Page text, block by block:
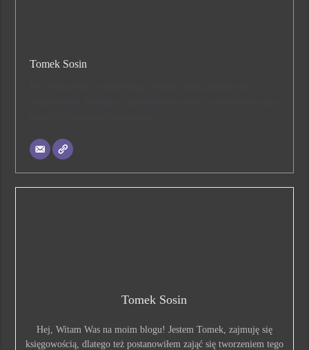
Tomek Sosin
Tomek Sosin
Hej, Witam Was na moim blogu! Jestem Tomek, zajmuję się
księgowością, dlatego też postanowiłem zająć się tworzeniem tego